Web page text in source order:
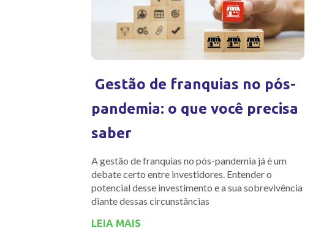
Gestão de franquias no pós-
pandemia: o que você precisa
saber
A gestão de franquias no pós-pandemia já é um
debate certo entre investidores. Entender o
potencial desse investimento e a sua sobrevivência
diante dessas circunstâncias
LEIA MAIS